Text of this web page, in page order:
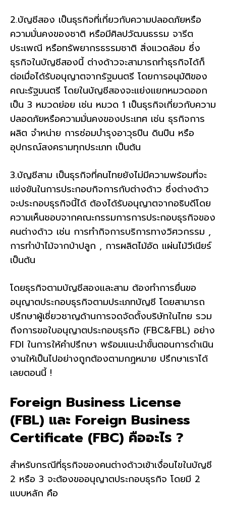
2.บัญชีสอง เป็นธุรกิจที่เกี่ยวกับความปลอดภัยหรือ
ความมั่นคงของชาติ หรือมีศิลปวัฒนธรรม จารีต
ประเพณี หรือทรัพยากรธรรมชาติ สิ่งแวดล้อม ซึ่ง
ธุรกิจในบัญชีสองนี้ ต่างด้าวจะสามารถทำธุรกิจได้ก็
ต่อเมื่อได้รับอนุญาตจากรัฐมนตรี โดยการอนุมัติของ
คณะรัฐมนตรี โดยในบัญชีสองจะแย่งแยกหมวดออก
เป็น 3 หมวดย่อย เช่น หมวด 1 เป็นธุรกิจเกี่ยวกับความ
ปลอดภัยหรือความมั่นคงของประเทศ เช่น ธุรกิจการ
ผลิต จำหน่าย การซ่อมบำรุงอาวุธปืน ดินปืน หรือ
อุปกรณ์สงครามทุกประเภท เป็นต้น
3.บัญชีสาม เป็นธุรกิจที่คนไทยยังไม่มีความพร้อมที่จะ
แข่งขันในการประกอบกิจการกับต่างด้าว ซึ่งต่างด้าว
จะประกอบธุรกิจนี้ได้ ต้องได้รับอนุญาตจากอธิบดีโดย
ความเห็นชอบจากคณะกรรมการการประกอบธุรกิจของ
คนต่างด้าว เช่น การทำกิจการบริการทางวิศวกรรม ,
การทำป่าไม้จากป่าปลูก , การผลิตไม้อัด แผ่นไม้วีเนียร์
เป็นต้น
โดยธุรกิจตามบัญชีสองและสาม ต้องทำการยื่นขอ
อนุญาตประกอบธุรกิจตามประเภทบัญชี โดยสามารถ
ปรึกษาผู้เชี่ยวชาญด้านการจดจัดตั้งบริษัทในไทย รวม
ถึงการขอใบอนุญาตประกอบธุรกิจ (FBC&FBL) อย่าง
FDI ในการให้คำปรึกษา พร้อมแนะนำขั้นตอนการดำเนิน
งานให้เป็นไปอย่างถูกต้องตามกฏหมาย ปรึกษาเราได้
เลยตอนนี้ !
Foreign Business License
(FBL) และ Foreign Business
Certificate (FBC) คืออะไร ?
สำหรับกรณีที่ธุรกิจของคนต่างด้าวเข้าเงื่อนไขในบัญชี
2 หรือ 3 จะต้องขออนุญาตประกอบธุรกิจ โดยมี 2
แบบหลัก คือ